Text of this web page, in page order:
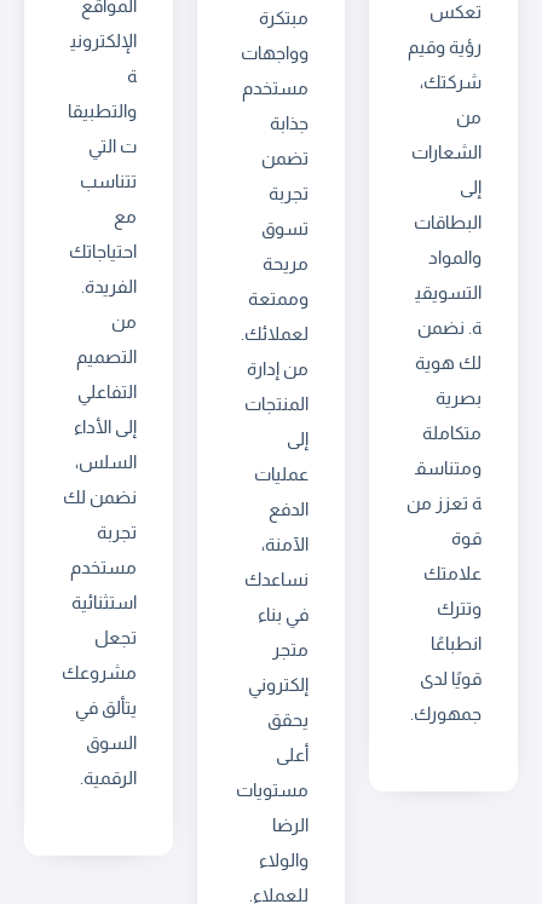
تعكس
رؤية وقيم
شركتك،
من
الشعارات
إلى
البطاقات
والمواد
التسويقي
ة. نضمن
لك هوية
بصرية
متكاملة
ومتناسق
ة تعزز من
قوة
علامتك
وتترك
انطباعًا
قويًا لدى
جمهورك.
مبتكرة
وواجهات
مستخدم
جذابة
تضمن
تجربة
تسوق
مريحة
وممتعة
لعملائك.
من إدارة
المنتجات
إلى
عمليات
الدفع
الآمنة،
نساعدك
في بناء
متجر
إلكتروني
يحقق
أعلى
مستويات
الرضا
والولاء
للعملاء.
المواقع
الإلكتروني
ة
والتطبيقا
ت التي
تتناسب
مع
احتياجاتك
الفريدة.
من
التصميم
التفاعلي
إلى الأداء
السلس،
نضمن لك
تجربة
مستخدم
استثنائية
تجعل
مشروعك
يتألق في
السوق
الرقمية.